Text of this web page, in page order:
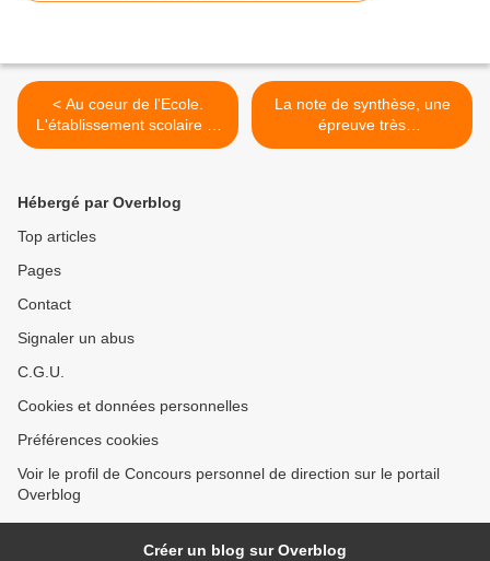
< Au coeur de l'Ecole.
L'établissement scolaire et
ses acteurs.
La note de synthèse, une
épreuve très
professionnelle >
Hébergé par Overblog
Top articles
Pages
Contact
Signaler un abus
C.G.U.
Cookies et données personnelles
Préférences cookies
Voir le profil de Concours personnel de direction sur le portail
Overblog
Créer un blog sur Overblog